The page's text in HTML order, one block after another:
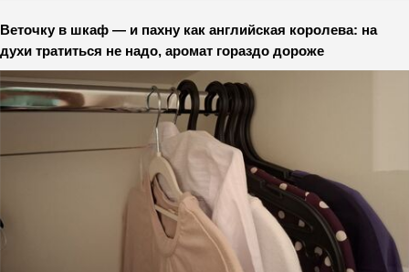
Веточку в шкаф — и пахну как английская королева: на
духи тратиться не надо, аромат гораздо дороже